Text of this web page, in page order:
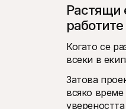
Растящи
работите
Когато се
всеки в
Затова
всяко